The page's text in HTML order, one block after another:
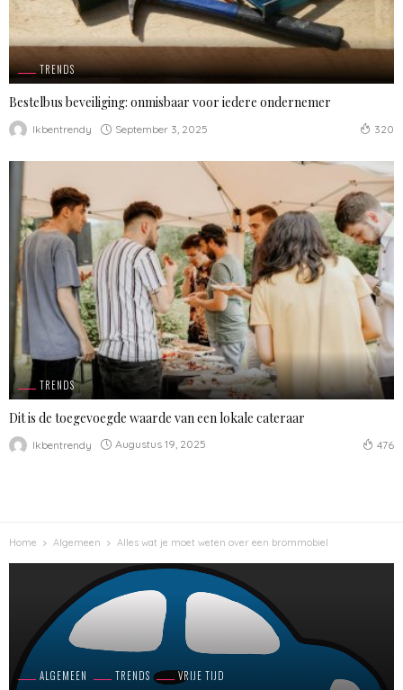
TRENDS
Bestelbus beveiliging: onmisbaar voor iedere ondernemer
Ikbentrendy September 3, 2025 320
TRENDS
Dit is de toegevoegde waarde van een lokale cateraar
Ikbentrendy Augustus 19, 2025 476
Home Algemeen Alles wat je moet weten over een brommobiel
ALGEMEEN TRENDS VRIJE TIJD